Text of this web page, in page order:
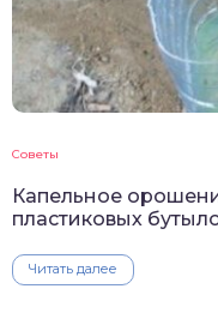
Советы
Капельное
пластиковых
Читать далее